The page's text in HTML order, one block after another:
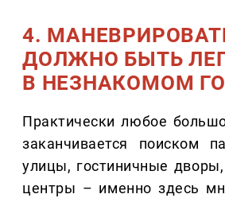
4.
ДОЛЖНО БЫТЬ
В НЕЗНАКОМОМ
Практически любое
заканчивается поиском
улицы, гостиничные дворы,
центры – именно здесь